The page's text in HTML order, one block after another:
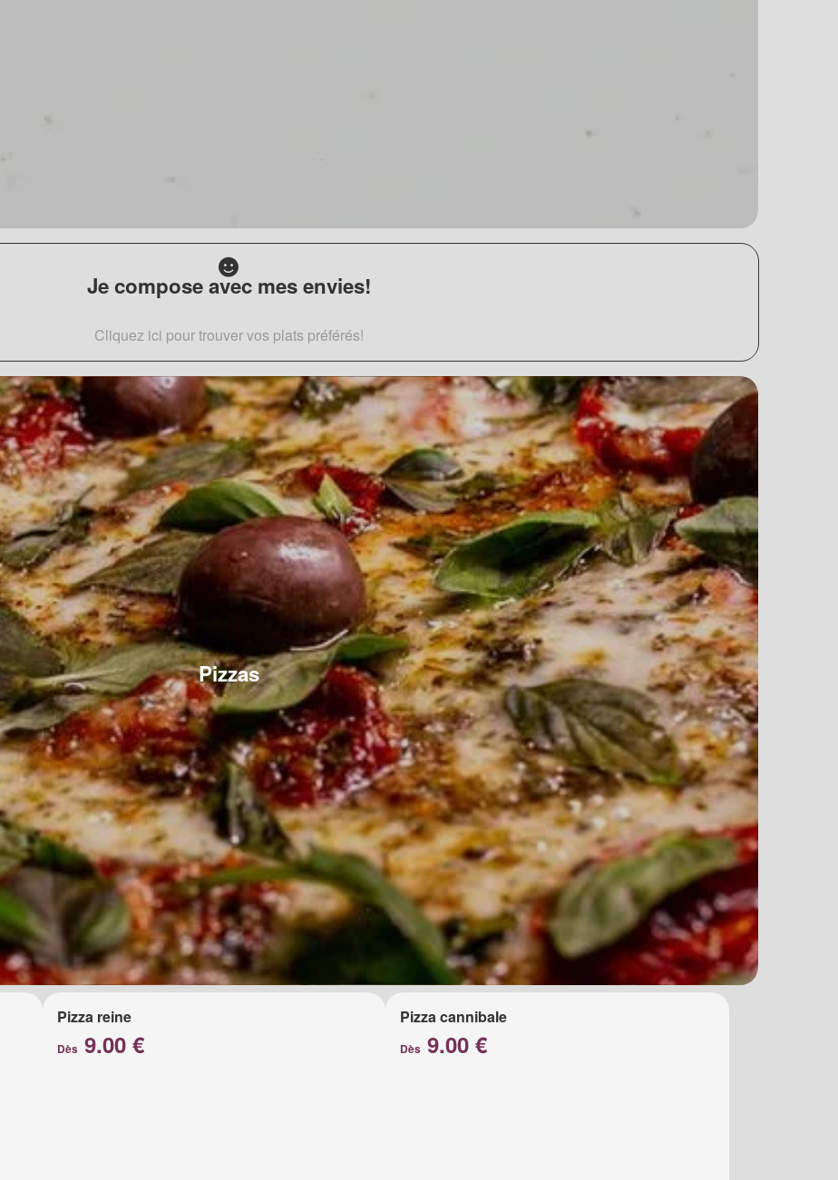
Je compose avec mes envies!
Cliquez ici pour trouver vos plats préférés!
Pizzas
Pizza reine
Dès9.00 €
Pizza cannibale
Dès 9.00 €